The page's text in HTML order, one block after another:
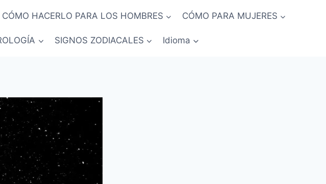
CÓMO HACERLO PARA LOS HOMBRES CÓMO PARA MUJERES
SIGNOS ZODIACALES Idioma